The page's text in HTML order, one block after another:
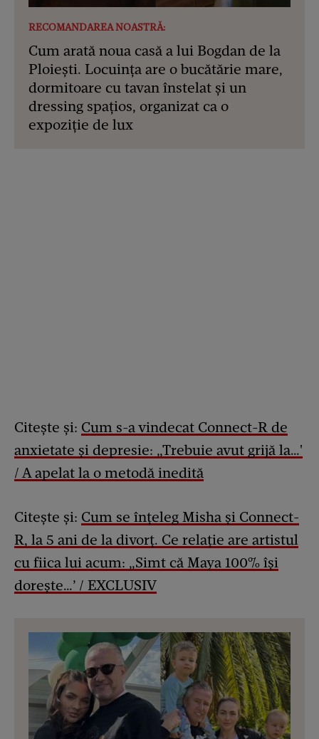
RECOMANDAREA NOASTRĂ:
Cum arată noua casă a lui Bogdan de la
Ploiești. Locuința are o bucătărie mare,
dormitoare cu tavan înstelat și un
dressing spațios, organizat ca o
expoziție de lux
Citește și: Cum s-a vindecat Connect-R de
anxietate și depresie: „Trebuie avut grijă la…'
/ A apelat la o metodă inedită
Citește și: Cum se înțeleg Misha și Connect-
R, la 5 ani de la divorț. Ce relație are artistul
cu fiica lui acum: „Simt că Maya 100% își
dorește…’ / EXCLUSIV